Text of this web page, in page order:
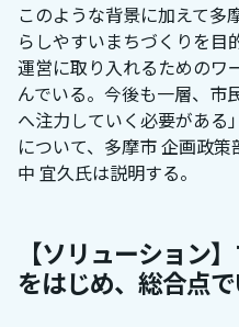
このような背景に加えて多
らしやすいまちづくりを目
運営に取り入れるためのワ
んでいる。今後も一層、市
へ注力していく必要がある
について、多摩市 企画政
中 宜久氏は説明する。
【ソリューション
をはじめ、総合点